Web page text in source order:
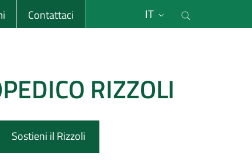
Contattaci IT
RIZZOLI
Sostieni il Rizzoli